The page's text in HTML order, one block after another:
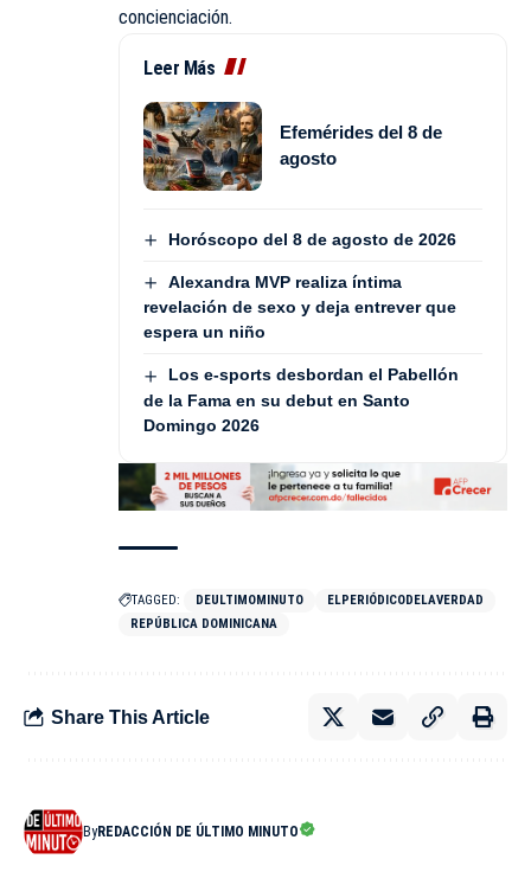
concienciación.
Leer Más
Efemérides del 8 de
agosto
Horóscopo del 8 de agosto de 2026
Alexandra MVP realiza íntima
revelación de sexo y deja entrever que
espera un niño
Los e-sports desbordan el Pabellón
de la Fama en su debut en Santo
Domingo 2026
TAGGED: DEULTIMOMINUTO
ELPERIÓDICODELAVERDAD
REPÚBLICA DOMINICANA
Share This Article
ByREDACCIÓN DE ÚLTIMO MINUTO